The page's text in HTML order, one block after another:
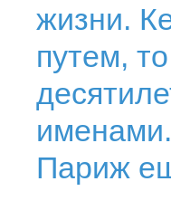
жизни.
путем,
Париж